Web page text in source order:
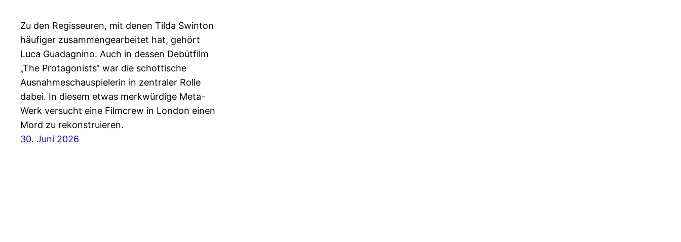
Zu den Regisseuren, mit denen Tilda Swinton
häufiger zusammengearbeitet hat, gehört
Luca Guadagnino. Auch in dessen Debütfilm
„The Protagonists“ war die schottische
Ausnahmeschauspielerin in zentraler Rolle
dabei. In diesem etwas merkwürdige Meta-
Werk versucht eine Filmcrew in London einen
Mord zu rekonstruieren.
30. Juni 2026